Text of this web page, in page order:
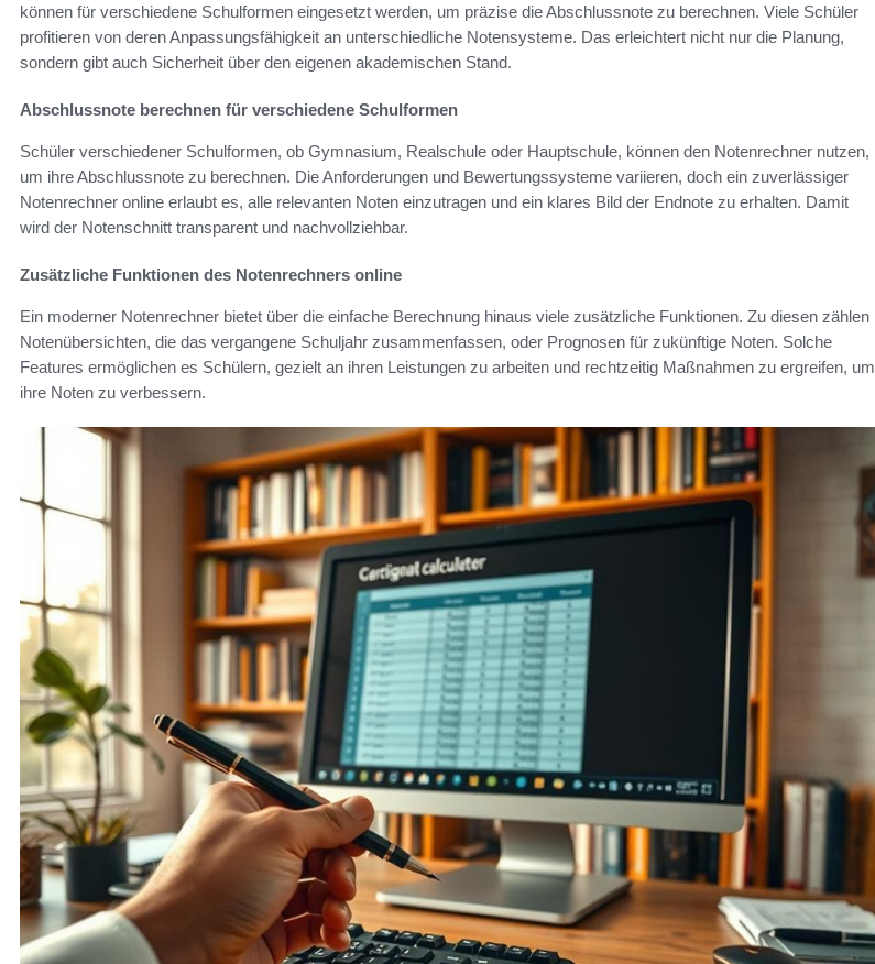
können für verschiedene Schulformen eingesetzt werden, um präzise die Abschlussnote zu berechnen. Viele Schüler
profitieren von deren Anpassungsfähigkeit an unterschiedliche Notensysteme. Das erleichtert nicht nur die Planung,
sondern gibt auch Sicherheit über den eigenen akademischen Stand.
Abschlussnote berechnen für verschiedene Schulformen
Schüler verschiedener Schulformen, ob Gymnasium, Realschule oder Hauptschule, können den Notenrechner nutzen,
um ihre Abschlussnote zu berechnen. Die Anforderungen und Bewertungssysteme variieren, doch ein zuverlässiger
Notenrechner online erlaubt es, alle relevanten Noten einzutragen und ein klares Bild der Endnote zu erhalten. Damit
wird der Notenschnitt transparent und nachvollziehbar.
Zusätzliche Funktionen des Notenrechners online
Ein moderner Notenrechner bietet über die einfache Berechnung hinaus viele zusätzliche Funktionen. Zu diesen zählen
Notenübersichten, die das vergangene Schuljahr zusammenfassen, oder Prognosen für zukünftige Noten. Solche
Features ermöglichen es Schülern, gezielt an ihren Leistungen zu arbeiten und rechtzeitig Maßnahmen zu ergreifen, um
ihre Noten zu verbessern.